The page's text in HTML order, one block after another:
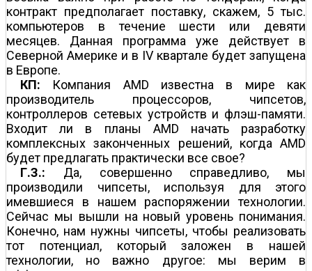
контракт предполагает поставку, скажем, 5 тыс.
компьютеров в течение шести или девяти
месяцев. Данная программа уже действует в
Северной Америке и в IV квартале будет запущена
в Европе.
КП: Компания AMD известна в мире как
производитель процессоров, чипсетов,
контроллеров сетевых устройств и флэш-памяти.
Входит ли в планы AMD начать разработку
комплексных законченных решений, когда AMD
будет предлагать практически все свое?
Г.З.: Да, совершенно справедливо, мы
производили чипсеты, используя для этого
имевшиеся в нашем распоряжении технологии.
Сейчас мы вышли на новый уровень понимания.
Конечно, нам нужны чипсеты, чтобы реализовать
тот потенциал, который заложен в нашей
технологии, но важно другое: мы верим в